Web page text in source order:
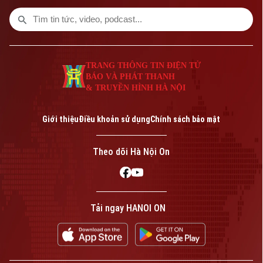
Tư vấn sức khỏe
Quần vợt
Tin tức
Thời trang
Tòa soạn
TRANG THÔNG TIN ĐIỆN TỬ
BÁO VÀ PHÁT THANH
& TRUYỀN HÌNH HÀ NỘI
Giới thiệuĐiều khoản sử dụngChính sách bảo mật
Theo dõi Hà Nội On
Tải ngay HANOI ON